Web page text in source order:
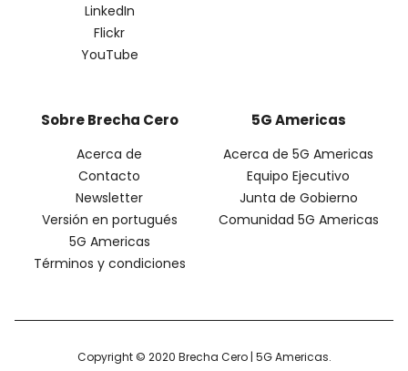
LinkedIn
Flickr
YouTube
Sobre Brecha Cero
Acerca de
Contacto
Newsletter
Versión en portugués
5G Americas
Términos y condiciones
5G Americas
Acerca de 5G Americas
Equipo Ejecutivo
Junta de Gobierno
Comunidad 5G Americas
Copyright © 2020 Brecha Cero | 5G Americas